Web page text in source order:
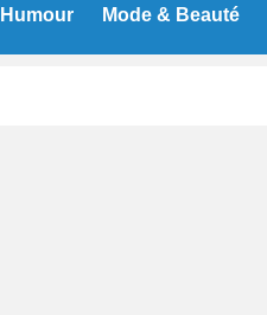
Humour Mode & Beauté